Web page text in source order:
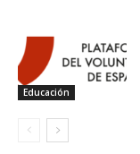
Educación